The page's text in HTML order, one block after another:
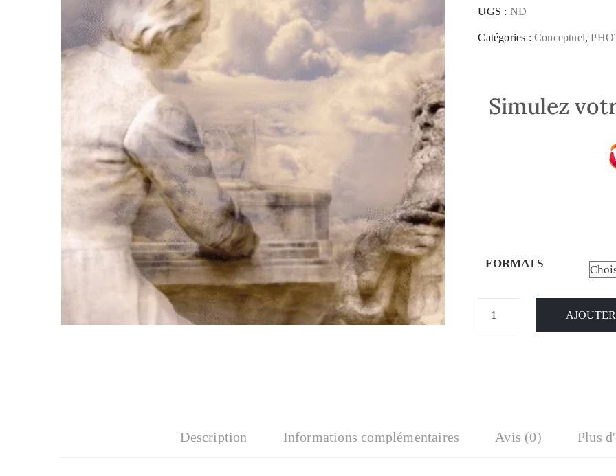
UGS : ND
Catégories :Conceptuel,
Simulez
FORMATS
Description Informations complémentaires Avis (0) Plus